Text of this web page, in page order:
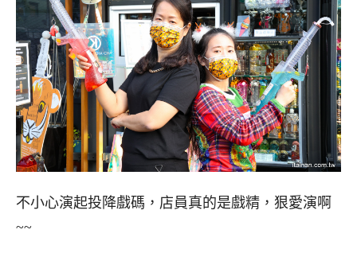
不小心演起投降戲碼，店員真的是戲精，狠愛演啊
~~